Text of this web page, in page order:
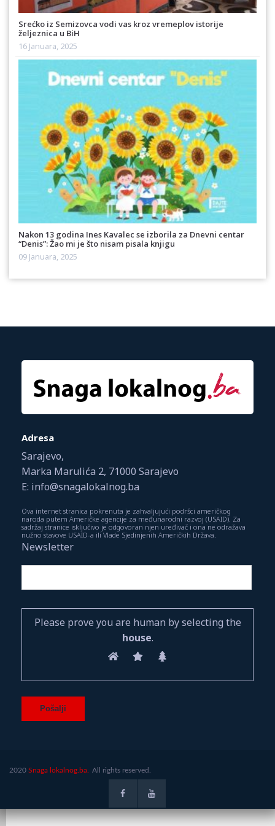
Srećko iz Semizovca vodi vas kroz vremeplov istorije
željeznica u BiH
16 Januara, 2025
Nakon 13 godina Ines Kavalec se izborila za Dnevni centar
“Denis”: Žao mi je što nisam pisala knjigu
09 Januara, 2025
Adresa
Sarajevo,
Marka Marulića 2, 71000 Sarajevo
E: info@snagalokalnog.ba
Ova internet stranica pokrenuta je zahvaljujući podršci američkog
naroda putem Američke agencije za međunarodni razvoj (USAID). Za
sadržaj stranice isključivo je odgovoran njen uređivač i ona ne odražava
nužno stavove USAID-a ili Vlade Sjedinjenih Američkih Država.
Newsletter
Please prove you are human by selecting the
house.
2020 Snaga lokalnog.ba. All rights reserved.